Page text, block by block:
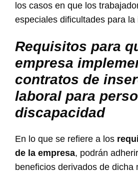
los casos en que los
especiales dificultades para la
Requisitos para
empresa
contratos de
laboral para
discapacidad
En lo que se refiere a los
de la empresa, podrán
beneficios derivados de dicha